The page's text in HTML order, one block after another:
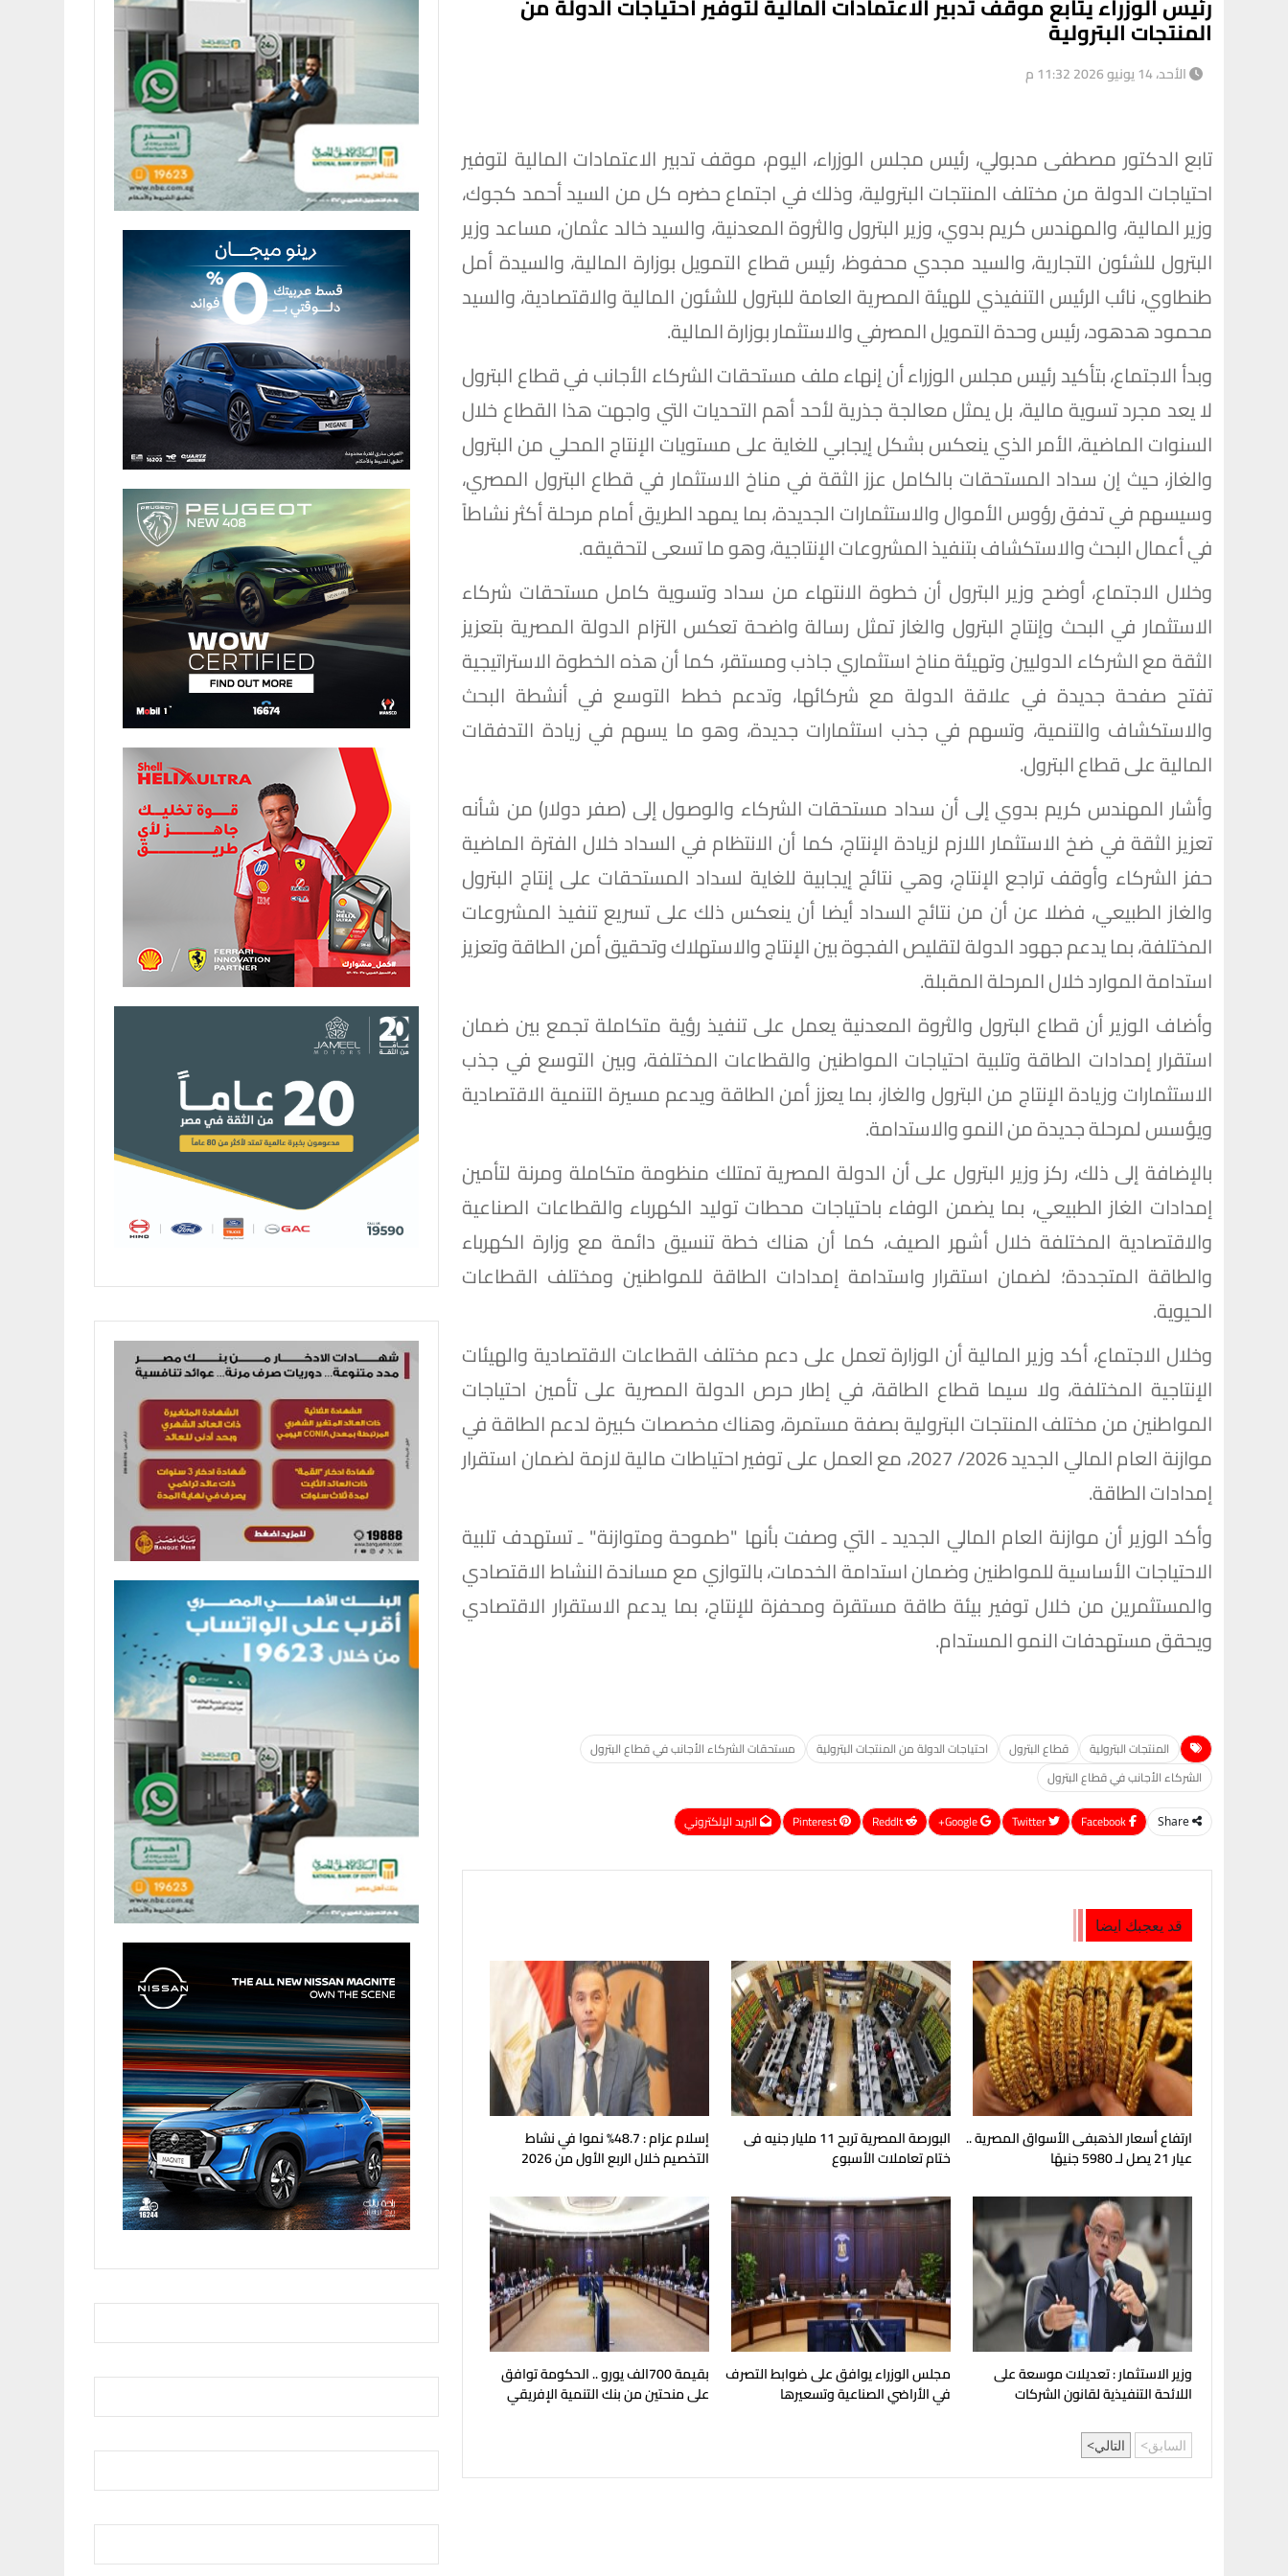
المنتجات البترولية
الأحد، 14 يونيو 2026 11:32 م
تابع الدكتور مصطفى مدبولي، رئيس مجلس الوزراء، اليوم، موقف تدبير الاعتمادات المالية لتوفير
احتياجات الدولة من مختلف المنتجات البترولية، وذلك في اجتماع حضره كل من السيد أحمد كجوك،
وزير المالية، والمهندس كريم بدوي، وزير البترول والثروة المعدنية، والسيد خالد عثمان، مساعد وزير
البترول للشئون التجارية، والسيد مجدي محفوظ، رئيس قطاع التمويل بوزارة المالية، والسيدة أمل
طنطاوي، نائب الرئيس التنفيذي للهيئة المصرية العامة للبترول للشئون المالية والاقتصادية، والسيد
محمود هدهود، رئيس وحدة التمويل المصرفي والاستثمار بوزارة المالية.
وبدأ الاجتماع، بتأكيد رئيس مجلس الوزراء أن إنهاء ملف مستحقات الشركاء الأجانب في قطاع البترول
لا يعد مجرد تسوية مالية، بل يمثل معالجة جذرية لأحد أهم التحديات التي واجهت هذا القطاع خلال
السنوات الماضية، الأمر الذي ينعكس بشكل إيجابي للغاية على مستويات الإنتاج المحلي من البترول
والغاز، حيث إن سداد المستحقات بالكامل عزز الثقة في مناخ الاستثمار في قطاع البترول المصري،
وسيسهم في تدفق رؤوس الأموال والاستثمارات الجديدة، بما يمهد الطريق أمام مرحلة أكثر نشاطاً
في أعمال البحث والاستكشاف بتنفيذ المشروعات الإنتاجية، وهو ما تسعى لتحقيقه.
وخلال الاجتماع، أوضح وزير البترول أن خطوة الانتهاء من سداد وتسوية كامل مستحقات شركاء
الاستثمار في البحث وإنتاج البترول والغاز تمثل رسالة واضحة تعكس التزام الدولة المصرية بتعزيز
الثقة مع الشركاء الدوليين وتهيئة مناخ استثماري جاذب ومستقر، كما أن هذه الخطوة الاستراتيجية
تفتح صفحة جديدة في علاقة الدولة مع شركائها، وتدعم خطط التوسع في أنشطة البحث
والاستكشاف والتنمية، وتسهم في جذب استثمارات جديدة، وهو ما يسهم في زيادة التدفقات
المالية على قطاع البترول.
وأشار المهندس كريم بدوي إلى أن سداد مستحقات الشركاء والوصول إلى (صفر دولار) من شأنه
تعزيز الثقة في ضخ الاستثمار اللازم لزيادة الإنتاج، كما أن الانتظام في السداد خلال الفترة الماضية
حفز الشركاء وأوقف تراجع الإنتاج، وهي نتائج إيجابية للغاية لسداد المستحقات على إنتاج البترول
والغاز الطبيعي، فضلا عن أن من نتائج السداد أيضا أن ينعكس ذلك على تسريع تنفيذ المشروعات
المختلفة، بما يدعم جهود الدولة لتقليص الفجوة بين الإنتاج والاستهلاك وتحقيق أمن الطاقة وتعزيز
استدامة الموارد خلال المرحلة المقبلة.
وأضاف الوزير أن قطاع البترول والثروة المعدنية يعمل على تنفيذ رؤية متكاملة تجمع بين ضمان
استقرار إمدادات الطاقة وتلبية احتياجات المواطنين والقطاعات المختلفة، وبين التوسع في جذب
الاستثمارات وزيادة الإنتاج من البترول والغاز، بما يعزز أمن الطاقة ويدعم مسيرة التنمية الاقتصادية
ويؤسس لمرحلة جديدة من النمو والاستدامة.
بالإضافة إلى ذلك، ركز وزير البترول على أن الدولة المصرية تمتلك منظومة متكاملة ومرنة لتأمين
إمدادات الغاز الطبيعي، بما يضمن الوفاء باحتياجات محطات توليد الكهرباء والقطاعات الصناعية
والاقتصادية المختلفة خلال أشهر الصيف، كما أن هناك خطة تنسيق دائمة مع وزارة الكهرباء
والطاقة المتجددة؛ لضمان استقرار واستدامة إمدادات الطاقة للمواطنين ومختلف القطاعات
الحيوية.
وخلال الاجتماع، أكد وزير المالية أن الوزارة تعمل على دعم مختلف القطاعات الاقتصادية والهيئات
الإنتاجية المختلفة، ولا سيما قطاع الطاقة، في إطار حرص الدولة المصرية على تأمين احتياجات
المواطنين من مختلف المنتجات البترولية بصفة مستمرة، وهناك مخصصات كبيرة لدعم الطاقة في
موازنة العام المالي الجديد 2026/ 2027، مع العمل على توفير احتياطات مالية لازمة لضمان استقرار
إمدادات الطاقة.
وأكد الوزير أن موازنة العام المالي الجديد ـ التي وصفت بأنها "طموحة ومتوازنة" ـ تستهدف تلبية
الاحتياجات الأساسية للمواطنين وضمان استدامة الخدمات، بالتوازي مع مساندة النشاط الاقتصادي
والمستثمرين من خلال توفير بيئة طاقة مستقرة ومحفزة للإنتاج، بما يدعم الاستقرار الاقتصادي
ويحقق مستهدفات النمو المستدام.
المنتجات البترولية قطاع البترول احتياجات الدولة من المنتجات البترولية
مستحقات الشركاء الأجانب في قطاع البترول
الشركاء الأجانب في قطاع البترول
Share
Google+
ReddIt
Pinterest البريد الإلكتروني
قد يعجبك ايضا
ارتفاع أسعار الذهبفى الأسواق المصرية ..
عيار 21 يصل لـ 5980 جنيهًا
البورصة المصرية تربح 11 مليار جنيه فى
ختام تعاملات الأسبوع
إسلام عزام : 48.7% نموا في نشاط
التخصيم خلال الربع الأول من 2026
وزير الاستثمار : تعديلات موسعة على
اللائحة التنفيذية لقانون الشركات
مجلس الوزراء يوافق على ضوابط التصرف
في الأراضي الصناعية وتسعيرها
بقيمة 700الف يورو .. الحكومة توافق
على منحتين من بنك التنمية الإفريقي
السابق التالي